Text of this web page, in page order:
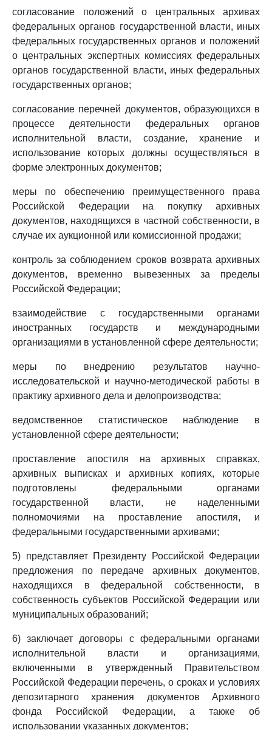
согласование положений о центральных архивах
федеральных органов государственной власти, иных
федеральных государственных органов и положений
о центральных экспертных комиссиях федеральных
органов государственной власти, иных федеральных
государственных органов;
согласование перечней документов, образующихся в
процессе деятельности федеральных органов
исполнительной власти, создание, хранение и
использование которых должны осуществляться в
форме электронных документов;
меры по обеспечению преимущественного права
Российской Федерации на покупку архивных
документов, находящихся в частной собственности, в
случае их аукционной или комиссионной продажи;
контроль за соблюдением сроков возврата архивных
документов, временно вывезенных за пределы
Российской Федерации;
взаимодействие с государственными органами
иностранных государств и международными
организациями в установленной сфере деятельности;
меры по внедрению результатов научно-
исследовательской и научно-методической работы в
практику архивного дела и делопроизводства;
ведомственное статистическое наблюдение в
установленной сфере деятельности;
проставление апостиля на архивных справках,
архивных выписках и архивных копиях, которые
подготовлены федеральными органами
государственной власти, не наделенными
полномочиями на проставление апостиля, и
федеральными государственными архивами;
5) представляет Президенту Российской Федерации
предложения по передаче архивных документов,
находящихся в федеральной собственности, в
собственность субъектов Российской Федерации или
муниципальных образований;
6) заключает договоры с федеральными органами
исполнительной власти и организациями,
включенными в утвержденный Правительством
Российской Федерации перечень, о сроках и условиях
депозитарного хранения документов Архивного
фонда Российской Федерации, а также об
использовании указанных документов;